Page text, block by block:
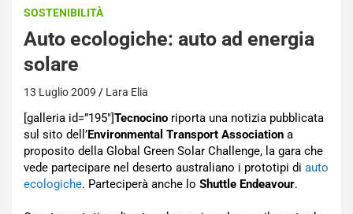
SOSTENIBILITÀ
Auto ecologiche: auto ad energia
solare
13 Luglio 2009 Lara Elia
[galleria id=”195″]Tecnocino riporta una notizia pubblicata
sul sito dell’Environmental Transport Association a
proposito della Global Green Solar Challenge, la gara che
vede partecipare nel deserto australiano i prototipi di auto
ecologiche. Parteciperà anche lo Shuttle Endeavour.